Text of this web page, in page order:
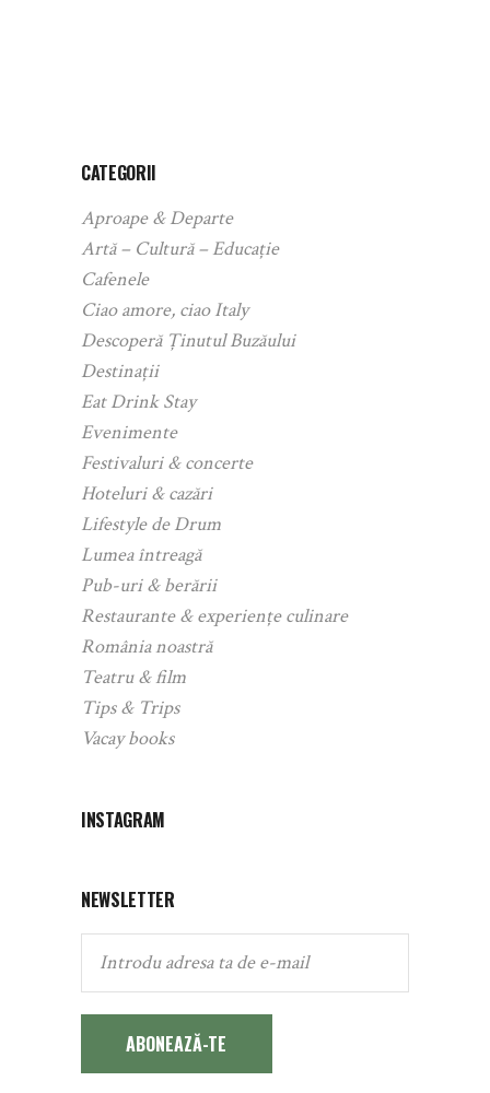
CATEGORII
Aproape & Departe
Artă – Cultură – Educație
Cafenele
Ciao amore, ciao Italy
Descoperă Ținutul Buzăului
Destinații
Eat Drink Stay
Evenimente
Festivaluri & concerte
Hoteluri & cazări
Lifestyle de Drum
Lumea întreagă
Pub-uri & berării
Restaurante & experiențe culinare
România noastră
Teatru & film
Tips & Trips
Vacay books
INSTAGRAM
NEWSLETTER
ABONEAZĂ-TE